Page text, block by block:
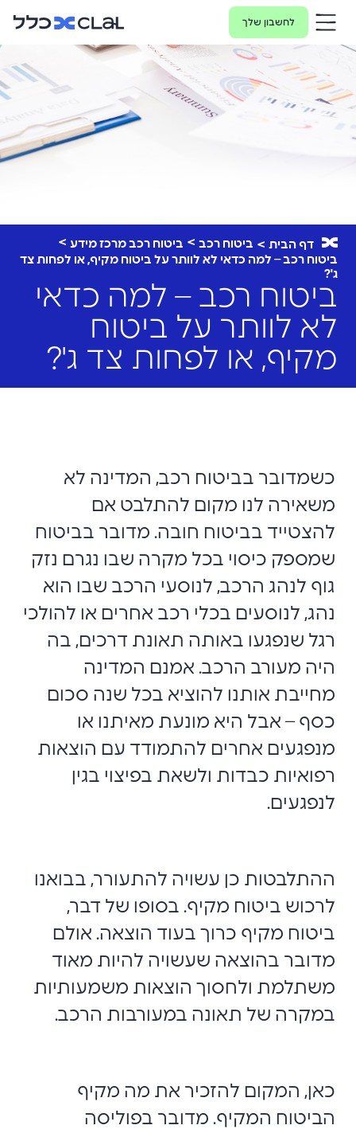
לחשבון שלך
דף הבית ביטוח רכב
ביטוח רכב מרכז מידע
ביטוח רכב – למה כדאי לא לוותר על ביטוח מקיף, או לפחות צד
ג'?
ביטוח רכב – למה כדאי
לא לוותר על ביטוח
מקיף, או לפחות צד ג'?
כשמדובר בביטוח רכב, המדינה לא
משאירה לנו מקום להתלבט אם
להצטייד בביטוח חובה. מדובר בביטוח
שמספק כיסוי בכל מקרה שבו נגרם נזק
גוף לנהג הרכב, לנוסעי הרכב שבו הוא
נהג, לנוסעים בכלי רכב אחרים או להולכי
רגל שנפגעו באותה תאונת דרכים, בה
היה מעורב הרכב. אמנם המדינה
מחייבת אותנו להוציא בכל שנה סכום
כסף – אבל היא מונעת מאיתנו או
מנפגעים אחרים להתמודד עם הוצאות
רפואיות כבדות ולשאת בפיצוי בגין
לנפגעים.
ההתלבטות כן עשויה להתעורר, בבואנו
לרכוש ביטוח מקיף. בסופו של דבר,
ביטוח מקיף כרוך בעוד הוצאה. אולם
מדובר בהוצאה שעשויה להיות מאוד
משתלמת ולחסוך הוצאות משמעותיות
במקרה של תאונה במעורבות הרכב.
כאן, המקום להזכיר את מה מקיף
הביטוח המקיף. מדובר בפוליסה